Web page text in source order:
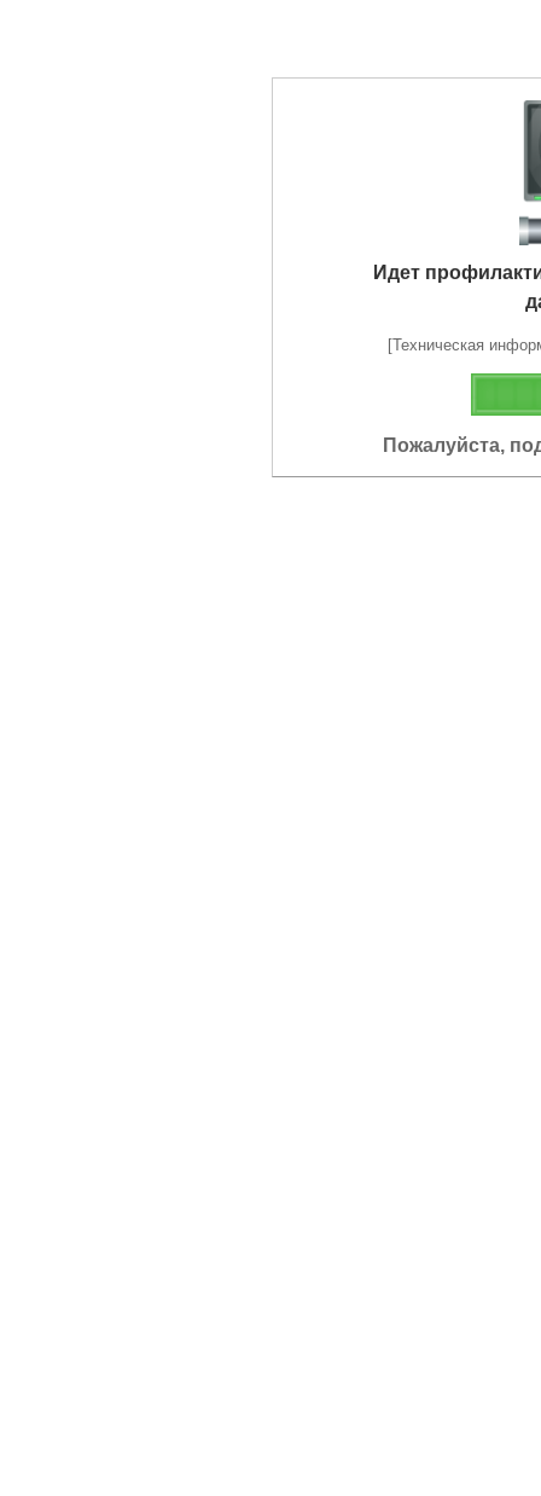
Идет
[Техническая
Пожалуйста,